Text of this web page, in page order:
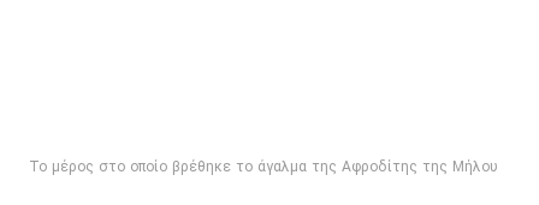
Το μέρος στο οποίο βρέθηκε το άγαλμα της Αφροδίτης της Μήλου